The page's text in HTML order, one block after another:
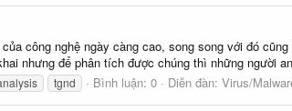
công nghệ ngày càng cao, song song với đó
nhưng để phân tích được chúng thì những người
tgnd Bình luận: 0 Diễn đàn: Virus/